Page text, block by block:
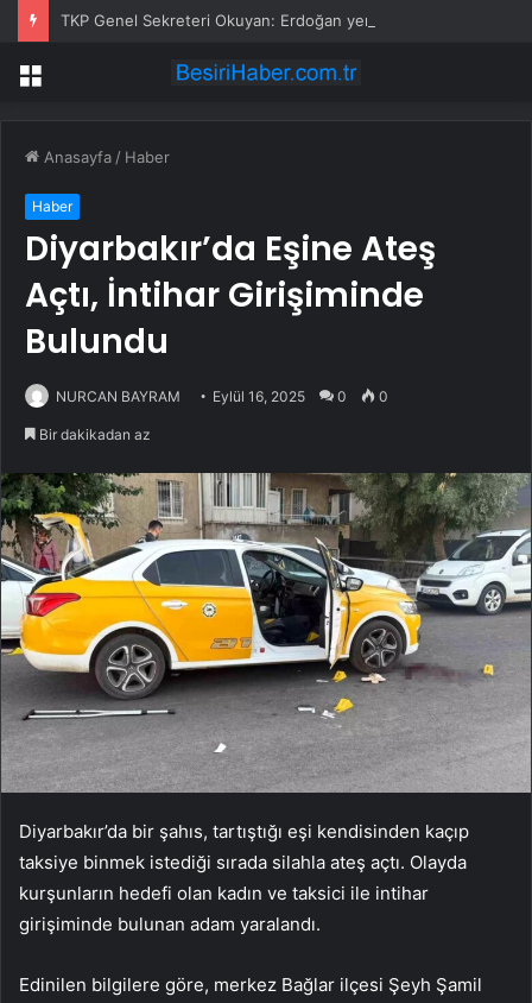
Menü
Anasayfa / Haber
Haber
Diyarbakır’da Eşine Ateş
Açtı, İntihar Girişiminde
Bulundu
NURCAN BAYRAM Eylül 16, 2025 0 0
Bir dakikadan az
Diyarbakır’da bir şahıs, tartıştığı eşi kendisinden kaçıp
taksiye binmek istediği sırada silahla ateş açtı. Olayda
kurşunların hedefi olan kadın ve taksici ile intihar
girişiminde bulunan adam yaralandı.
Edinilen bilgilere göre, merkez Bağlar ilçesi Şeyh Şamil